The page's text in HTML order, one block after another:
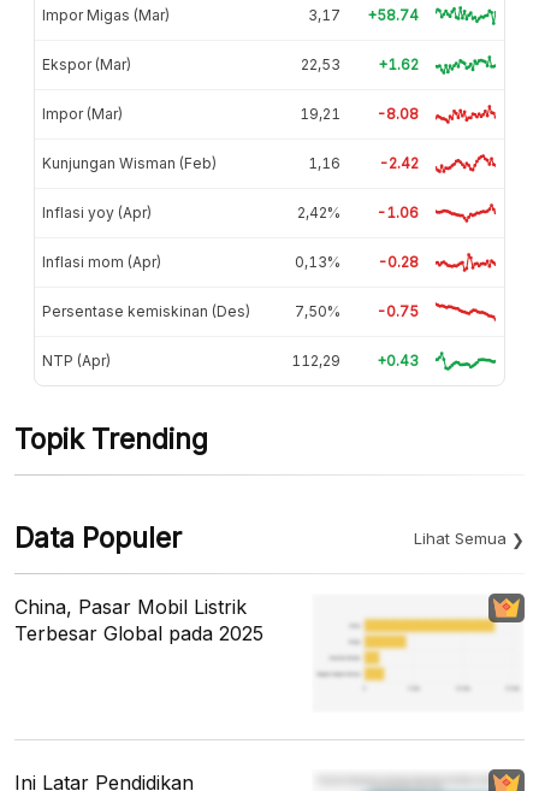
Impor Migas (Mar) 3,17 +58.74
Ekspor (Mar) 22,53 +1.62
Impor (Mar) 19,21 -8.08
Kunjungan Wisman (Feb) 1,16 -2.42
Inflasi yoy (Apr) 2,42% -1.06
Inflasi mom (Apr) 0,13% -0.28
Persentase kemiskinan (Des) 7,50% -0.75
NTP (Apr) 112,29 +0.43
Topik Trending
Data Populer Lihat Semua
China, Pasar Mobil Listrik
Terbesar Global pada 2025
Ini Latar Pendidikan